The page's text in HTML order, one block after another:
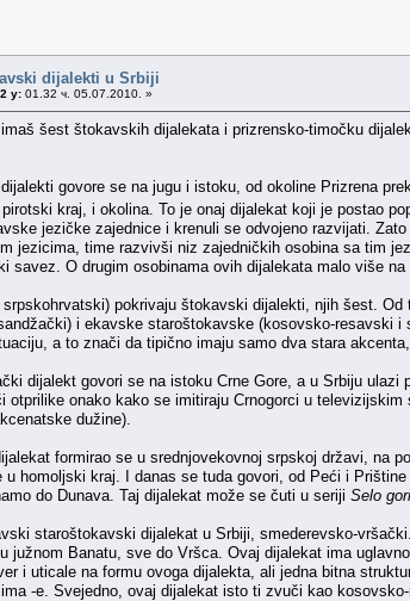
dijalekti u Srbiji
у: 01.32 ч. 05.07.2010. »
šest štokavskih dijalekata i prizrensko-timočku
govore se na jugu i istoku, od okoline Prizrena
kraj, i okolina. To je onaj dijalekat koji je postao
jezičke zajednice i krenuli se odvojeno razvijati.
jezicima, time razvivši niz zajedničkih osobina sa tim
savez. O drugim osobinama ovih dijalekata malo više na
pokrivaju štokavski dijalekti, njih šest.
i ekavske staroštokavske (kosovsko-
a to znači da tipično imaju samo dva stara
dijalekt govori se na istoku Crne Gore, a u Srbiju
otprilike onako kako se imitiraju Crnogorci u
dužine).
formirao se u srednjovekovnoj srpskoj državi, na
u homoljski kraj. I danas se tuda govori, od Peći i
do Dunava. Taj dijalekat može se čuti u seriji Selo
staroštokavski dijalekat u Srbiji, smederevsko-
južnom Banatu, sve do Vršca. Ovaj dijalekat ima
i uticale na formu ovoga dijalekta, ali jedna bitna
-e. Svejedno, ovaj dijalekat isto ti zvuči kao